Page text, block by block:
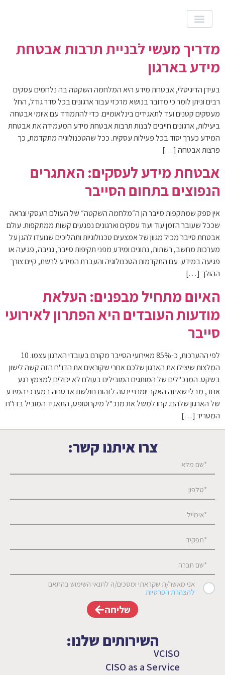
קטגוריה:
מדריך מעשי לבניית תרבות אבטחת
מידע בארגון
בעידן הדיגיטלי, אבטחת מידע היא המלחמה השקטה בה נלחמים עסקים
רבים וניתן לומר כי מדובר בנושא מרכזי עבור ארגונים בכל סדר גודל, החל
מעסקים קטנים ועד לתאגידים בינלאומיים. כדי להתמודד עם איומי אבטחה
ביעילות, ארגונים חייבים לבנות תרבות אבטחת מידע המעמידה את אבטחת
המידע כערך יסוד בכל פעילות עסקית. ככל שהטכנולוגיה מתקדמת, כך
פרצות אבטחה […]
אבטחת מידע לעסקים: האתגרים
הנפוצים בתחום הסייבר
אין ספק שמתקפות סייבר הן ה״מלחמה השקטה״ של העולם העסקי ונראה
שככל שעובר הזמן עוד ועוד עסקים וארגונים נפגעים קשות ממתקפות. עולם
אבטחת סייבר מכיל מגוון של אמצעים טכנולוגיות ותהליכים שנועדו להגן על
מערכות מחשב, רשתות, נתונים ומידע מפני תקיפות סייבר, גניבה, פגיעה או
פגיעה במידע. עם התקדמות הטכנולוגיה והעברת המידע לרשת, קיים צורך
ההולך […]
האיום מתחיל מבפנים: העלאת
מודעות העובדים היא הפתרון לאירועי
סייבר
לפי ההערכות, כ-85% מאירועי הסייבר מקורם בעובדי הארגון עצמו. 10
המלצות שיצילו את הארגון שלכם אחרי שקוראים את הדו"ח הזה קשה לישון
בשקט. המנכ"לים של המותגים המובילים בעולם לא יכולים למצמץ רגע
אחד, מבלי שאיזה האקר יומרני ינסה לזהות חולשת אבטחה במערכי המידע
של הארגון שלהם. קחו למשל את מנכ"ל מיקרוסופט, התאגיד המוביל בדו"ח
המטריד […]
השירותים שלנו:
VCISO
CISO as a Service
צרו איתנו קשר:
אני מאשר/ת שקראתי ומסכים/ה לתנאי השימוש בהתאם
להצהרת הפרטיות
שליחה